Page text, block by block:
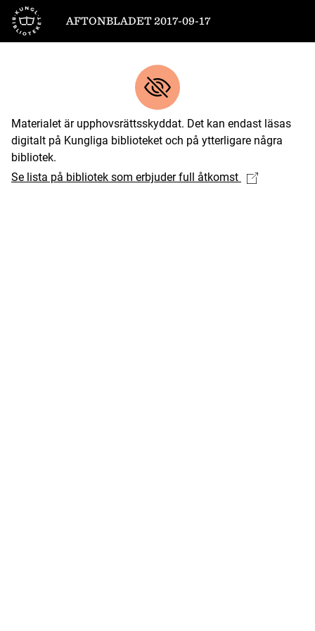
Till startsidan
AFTONBLADET 2017-09-17
Materialet är upphovsrättsskyddat. Det kan endast läsas
digitalt på Kungliga biblioteket och på ytterligare några
bibliotek.
Se lista på bibliotek som erbjuder full åtkomst